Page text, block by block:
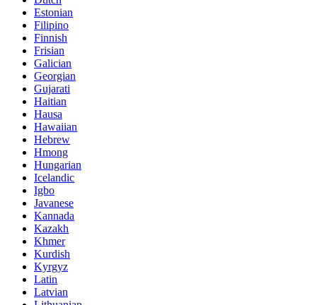
Estonian
Filipino
Finnish
Frisian
Galician
Georgian
Gujarati
Haitian
Hausa
Hawaiian
Hebrew
Hmong
Hungarian
Icelandic
Igbo
Javanese
Kannada
Kazakh
Khmer
Kurdish
Kyrgyz
Latin
Latvian